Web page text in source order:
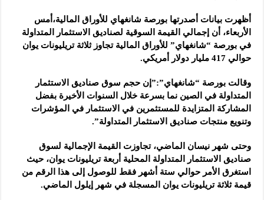
أظهرت بيانات أصدرتها بورصة شانغهاي للأوراق المالية،أمس
الأربعاء، أن إجمالي القيمة السوقية لصناديق الاستثمار المتداولة
في بورصة “شانغهاي” للأوراق المالية تجاوز ثلاثة تريليونات يوان
حوالي 417 مليار دولار أمريكي.
وقالت بورصة “شانغهاي”:”إن حجم سوق صناديق الاستثمار
المتداولة في الصين نما بسرعة خلال السنوات الأخيرة بفضل
المشاركة المتزايدة للمستثمرين في الاستثمار في المؤشرات
وتنويع منتجات صناديق الاستثمار المتداولة”.
وحتى شهر نيسان الماضي، تجاوزت القيمة الإجمالية لسوق
صناديق الاستثمار المتداولة المحلية أربعة تريليونات يوان، حيث
استغرق الأمر حوالي ستة أشهر فقط للوصول إلى هذا الرقم من
قيمة ثلاثة تريليونات يوان المسجلة في شهر إيلول الماضي.